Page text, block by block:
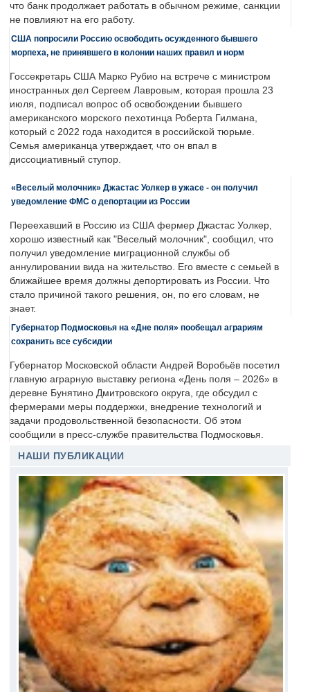
что банк продолжает работать в обычном режиме, санкции
не повлияют на его работу.
США попросили Россию освободить осужденного бывшего
морпеха, не принявшего в колонии наших правил и норм
Госсекретарь США Марко Рубио на встрече с министром
иностранных дел Сергеем Лавровым, которая прошла 23
июля, подписал вопрос об освобождении бывшего
американского морского пехотинца Роберта Гилмана,
который с 2022 года находится в российской тюрьме.
Семья американца утверждает, что он впал в
диссоциативный ступор.
«Веселый молочник» Джастас Уолкер в ужасе - он получил
уведомление ФМС о депортации из России
Переехавший в Россию из США фермер Джастас Уолкер,
хорошо известный как "Веселый молочник", сообщил, что
получил уведомление миграционной службы об
аннулировании вида на жительство. Его вместе с семьей в
ближайшее время должны депортировать из России. Что
стало причиной такого решения, он, по его словам, не
знает.
Губернатор Подмосковья на «Дне поля» пообещал аграриям
сохранить все субсидии
Губернатор Московской области Андрей Воробьёв посетил
главную аграрную выставку региона «День поля – 2026» в
деревне Бунятино Дмитровского округа, где обсудил с
фермерами меры поддержки, внедрение технологий и
задачи продовольственной безопасности. Об этом
сообщили в пресс-службе правительства Подмосковья.
НАШИ ПУБЛИКАЦИИ